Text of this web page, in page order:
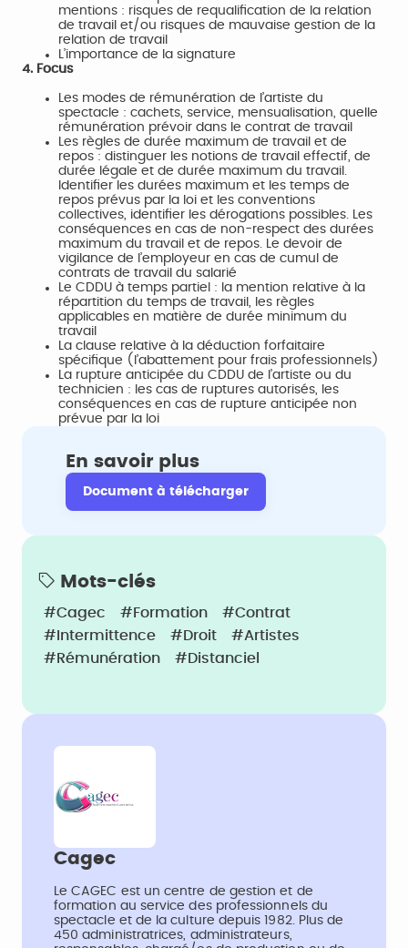
mentions : risques de requalification de la relation
de travail et/ou risques de mauvaise gestion de la
relation de travail
L’importance de la signature
4. Focus
Les modes de rémunération de l’artiste du
spectacle : cachets, service, mensualisation, quelle
rémunération prévoir dans le contrat de travail
Les règles de durée maximum de travail et de
repos : distinguer les notions de travail effectif, de
durée légale et de durée maximum du travail.
Identifier les durées maximum et les temps de
repos prévus par la loi et les conventions
collectives, identifier les dérogations possibles. Les
conséquences en cas de non-respect des durées
maximum du travail et de repos. Le devoir de
vigilance de l’employeur en cas de cumul de
contrats de travail du salarié
Le CDDU à temps partiel : la mention relative à la
répartition du temps de travail, les règles
applicables en matière de durée minimum du
travail
La clause relative à la déduction forfaitaire
spécifique (l’abattement pour frais professionnels)
La rupture anticipée du CDDU de l’artiste ou du
technicien : les cas de ruptures autorisés, les
conséquences en cas de rupture anticipée non
prévue par la loi
En savoir plus
Document à télécharger
Mots-clés
#Cagec #Formation
#Contrat
#Intermittence
#Droit
#Artistes
#Rémunération
#Distanciel
Cagec
Le CAGEC est un centre de gestion et de
formation au service des professionnels du
spectacle et de la culture depuis 1982. Plus de
450 administratrices, administrateurs,